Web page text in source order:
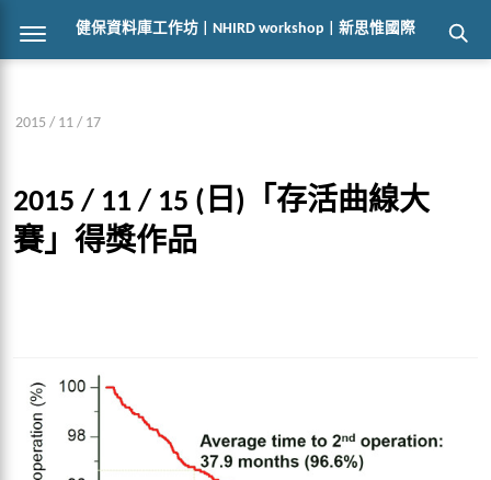
健保資料庫工作坊 | NHIRD workshop | 新思惟國際
2015 / 11 / 17
2015 / 11 / 15 (日)「存活曲線大
賽」得獎作品